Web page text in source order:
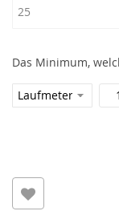
Das Minimum,